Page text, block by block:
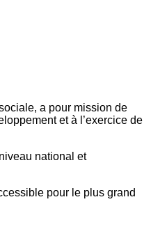
a pour mission de
et à l’exercice de
national et
pour le plus grand